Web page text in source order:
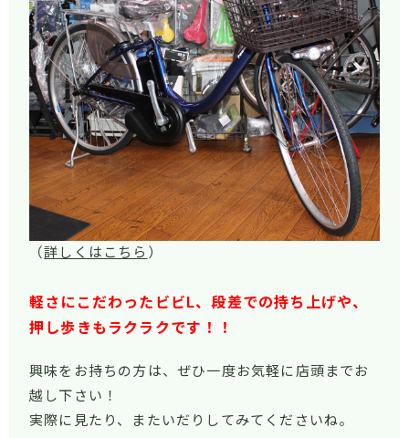
（詳しくはこちら ）
軽さにこだわったビビL、段差での持ち上げや、
押し歩きもラクラクです！！
興味をお持ちの方は、ぜひ一度お気軽に店頭までお
越し下さい！
実際に見たり、またいだりしてみてくださいね。